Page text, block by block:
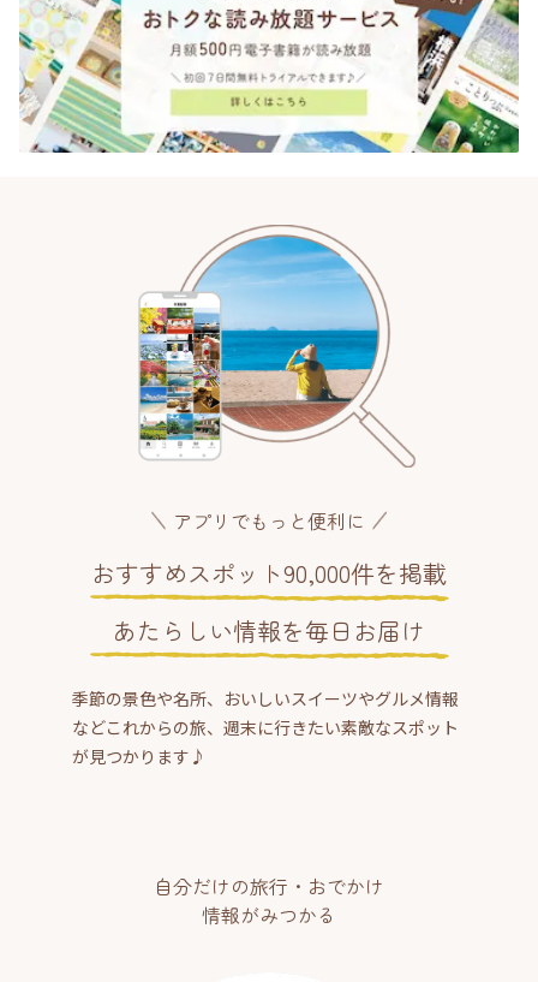
アプリでもっと便利に
おすすめスポット90,000件を掲載
あたらしい情報を毎日お届け
季節の景色や名所、おいしいスイーツやグルメ情報
などこれからの旅、週末に行きたい素敵なスポット
が見つかります♪
自分だけの旅行・おでかけ
情報がみつかる